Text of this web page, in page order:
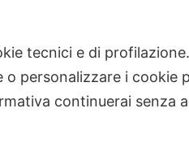
tecnici e di profilazione.
o personalizzare i cookie
continuerai senza